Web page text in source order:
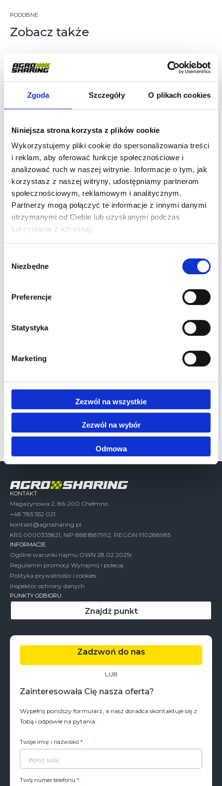
Zgoda Szczegóły O plikach cookies
Niniejsza strona korzysta z plików cookie
Wykorzystujemy pliki cookie do spersonalizowania treści
i reklam, aby oferować funkcje społecznościowe i
analizować ruch w naszej witrynie. Informacje o tym, jak
korzystasz z naszej witryny, udostępniamy partnerom
społecznościowym, reklamowym i analitycznym.
Partnerzy mogą połączyć te informacje z innymi danymi
otrzymanymi od Ciebie lub uzyskanymi podczas
korzystania z ich usług.
zgody
Niezbędne
Preferencje
Statystyka
Marketing
Zezwól na wszystkie
Zezwól na wybór
Odmowa
PODOBNE
Zobacz także
GOTOWE ZESTAWY JOHN DEERE
Agromasz AT
KONTAKT
Magazynowa 2, 86-200 Chełmno
+48 785 552 021
kontakt@agrosharing.pl
KRS 0000335821, NIP 8881887992, REGON 910288985
INFORMACJE
Ogólne warunki najmu OWN 28.02.2025r.
Regulamin promocji Wynajmij i polecaj
Polityka prywatności i cookies
Inspektor ochrony danych
PUNKTY ODBIORU
Znajdź punkt
Zadzwoń do nas
LUB
Zainteresowała Cię nasza oferta?
Wypełnij poniższy formularz, a nasz doradca skontaktuje się z
Tobą i odpowie na pytania.
Twoje imię i nazwisko *
Twój numer telefonu *